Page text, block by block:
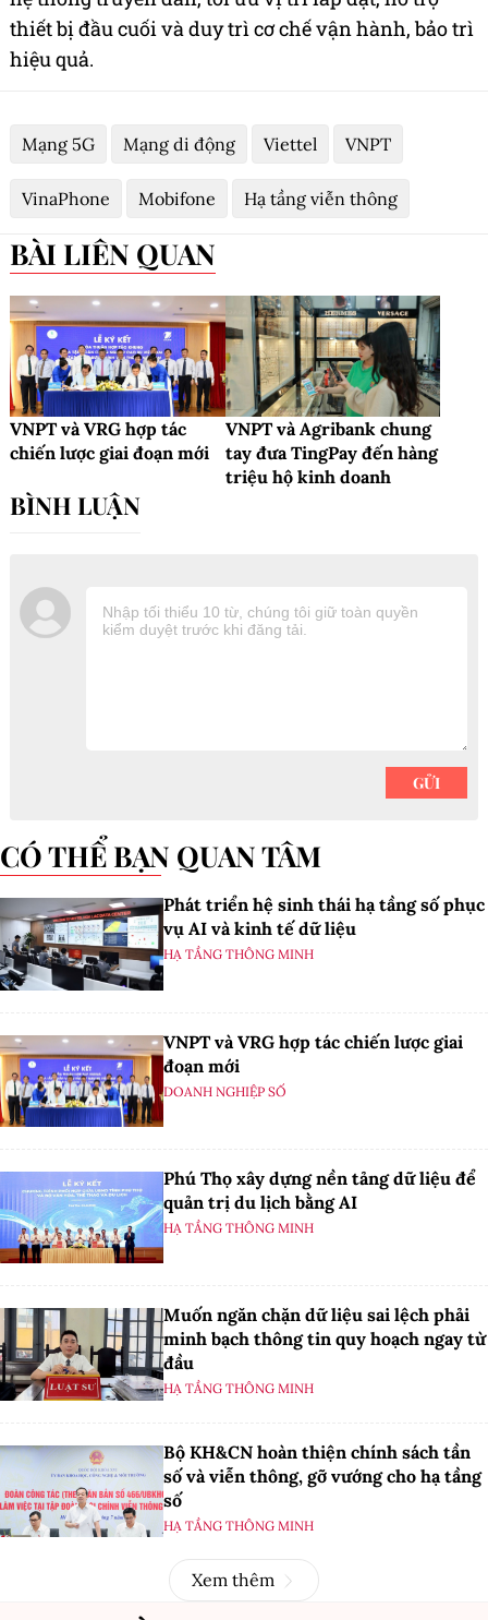
thiết bị đầu cuối và duy trì cơ chế vận hành, bảo trì
hiệu quả.
Mạng 5G Mạng di động Viettel VNPT
VinaPhone Mobifone Hạ tầng viễn thông
BÀI LIÊN QUAN
VNPT và VRG hợp tác
chiến lược giai đoạn mới
VNPT và Agribank chung
tay đưa TingPay đến hàng
triệu hộ kinh doanh
CÓ THỂ BẠN QUAN TÂM
Phát triển hệ sinh thái hạ tầng số phục
vụ AI và kinh tế dữ liệu
HẠ TẦNG THÔNG MINH
VNPT và VRG hợp tác chiến lược giai
đoạn mới
DOANH NGHIỆP SỐ
Phú Thọ xây dựng nền tảng dữ liệu để
quản trị du lịch bằng AI
HẠ TẦNG THÔNG MINH
Muốn ngăn chặn dữ liệu sai lệch phải
minh bạch thông tin quy hoạch ngay từ
đầu
HẠ TẦNG THÔNG MINH
Bộ KH&CN hoàn thiện chính sách tần
số và viễn thông, gỡ vướng cho hạ tầng
số
HẠ TẦNG THÔNG MINH
Xem thêm